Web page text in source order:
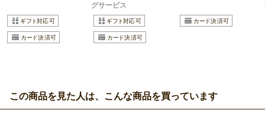
グサービス
この商品を見た人は、こんな商品を買っています